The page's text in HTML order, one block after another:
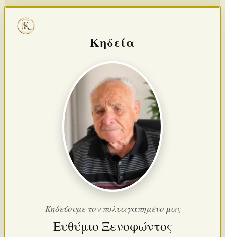
Κηδεία
Κηδεύουμε τον πολυαγαπημένο μας
Ευθύμιο Ξενοφώντος